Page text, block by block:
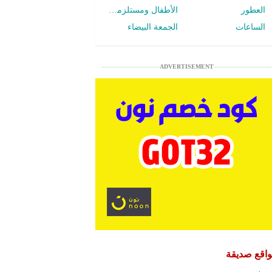
العطور
الأطفال ومستلزمات الرضع
الساعات
الجمعة البيضاء
ADVERTISEMENT
صديقة